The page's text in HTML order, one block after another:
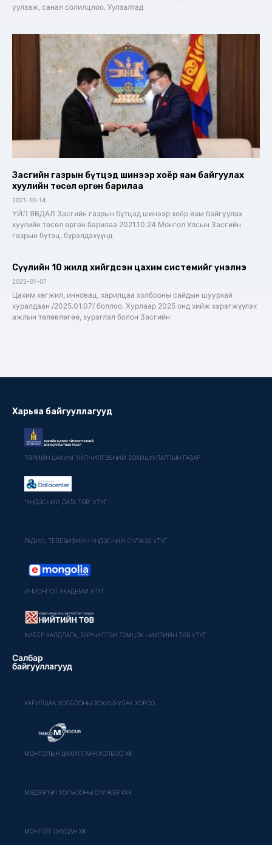
уулзаж, санал солилцлоо. Уулзалтад
Засгийн газрын бүтцэд шинээр хоёр яам байгуулах
хуулийн төсөл өргөн барилаа
2021-10-14
ҮЙЛ ЯВДАЛ Засгийн газрын бүтцэд шинээр хоёр яам байгуулах
хуулийн төсөл өргөн барилаа 2021.10.24 Монгол Улсын Засгийн
газрын бүтэц, бүрэлдэхүүнд
Сүүлийн 10 жилд хийгдсэн цахим системийг үнэлнэ
2025-01-07
Цахим хөгжил, инновац, харилцаа холбооны сайдын шуурхай
хуралдаан /2025.01.07/ боллоо. Хурлаар 2025 онд хийж хэрэгжүүлэх
ажлын төлөвлөгөө, зураглал болон Засгийн
Харьяа байгууллагууд
ТӨРИЙН ЦАХИМ ҮЙЛЧИЛГЭЭНИЙ ЗОХИЦУУЛАЛТЫН ГАЗАР
"ҮНДЭСНИЙ ДАТА ТӨВ" УТҮГ
РАДИО, ТЕЛЕВИЗИЙН ҮНДЭСНИЙ СҮЛЖЭЭ УТҮГ
И-МОНГОЛ АКАДЕМИ УТҮГ
КИБЕР ХАЛДЛАГА, ЗӨРЧИЛТЭЙ ТЭМЦЭХ НИЙТИЙН ТӨВ УТҮГ
Салбар
байгууллагууд
ХАРИЛЦАА ХОЛБООНЫ ЗОХИЦУУЛАХ ХОРОО
МОНГОЛЫН ЦАХИЛГААН ХОЛБОО ХК
МЭДЭЭЛЭЛ ХОЛБООНЫ СҮЛЖЭЭ ХХК
МОНГОЛ ШУУДАН ХК